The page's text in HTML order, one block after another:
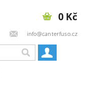
info@canterfuso.cz
0 Kč